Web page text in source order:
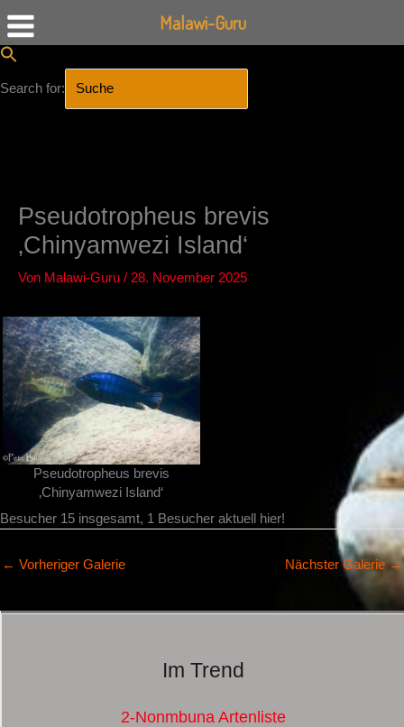
Search for:
Pseudotropheus brevis
‚Chinyamwezi Island‘
Von Malawi-Guru / 28. November 2025
Pseudotropheus brevis
‚Chinyamwezi Island‘
Besucher 15 insgesamt, 1 Besucher aktuell hier!
← Vorheriger Galerie Nächster Galerie→
Im Trend
2-Nonmbuna Artenliste
Malawi-Guru